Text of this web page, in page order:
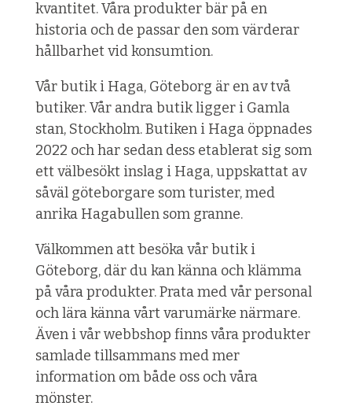
kvantitet. Våra produkter bär på en
historia och de passar den som värderar
hållbarhet vid konsumtion.
Vår butik i Haga, Göteborg är en av två
butiker. Vår andra butik ligger i Gamla
stan, Stockholm. Butiken i Haga öppnades
2022 och har sedan dess etablerat sig som
ett välbesökt inslag i Haga, uppskattat av
såväl göteborgare som turister, med
anrika Hagabullen som granne.
Välkommen att besöka vår butik i
Göteborg, där du kan känna och klämma
på våra produkter. Prata med vår personal
och lära känna vårt varumärke närmare.
Även i vår webbshop finns våra produkter
samlade tillsammans med mer
information om både oss och våra
mönster.